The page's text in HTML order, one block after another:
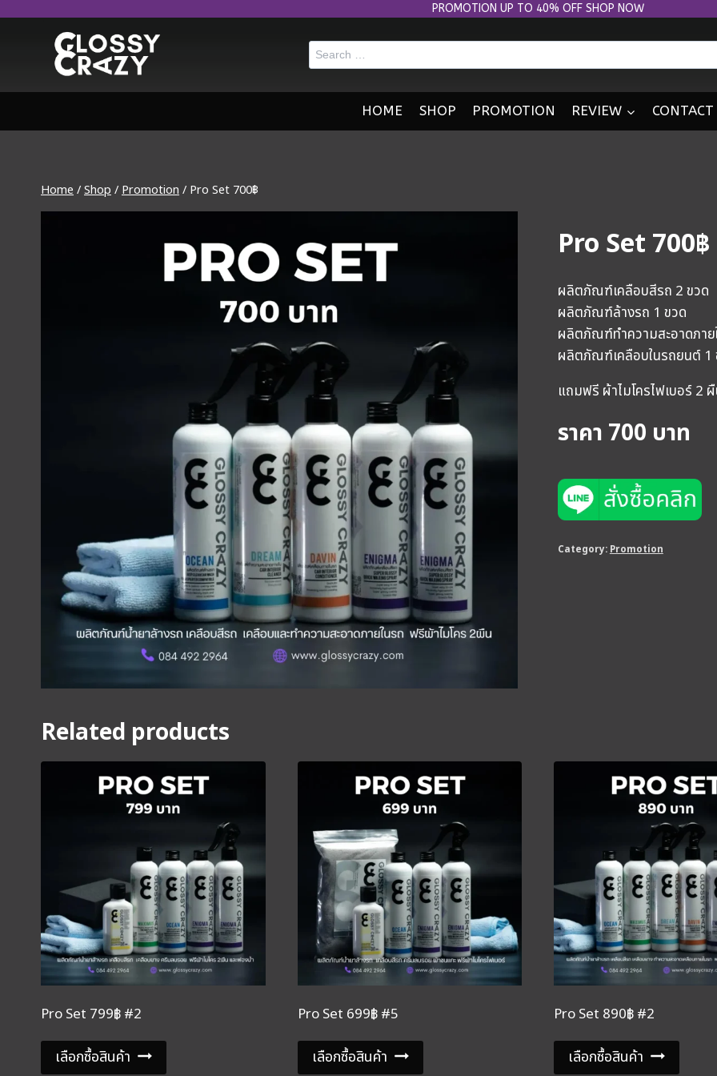
PROMOTION UP TO 40% OFF SHOP NOW
Search
for:
HOME SHOP PROMOTION REVIEW CONTACT
Home/Shop/Promotion/ Pro Set 700฿
Pro Set 700฿
ผลิตภัณฑ์เคลือบสีรถ 2 ขวด
ผลิตภัณฑ์ล้างรถ 1 ขวด
ผลิตภัณฑ์ทำความสะอาดภา
ผลิตภัณฑ์เคลือบในรถยนต์ 1
แถมฟรี ผ้าไมโครไฟเบอร์ 2
ราคา 700 บาท
Category: Promotion
Related products
Pro Set 799฿ #2
เลือกซื้อสินค้า
Pro Set 699฿ #5
เลือกซื้อสินค้า
Pro Set 890฿ #2
เลือกซื้อสินค้า